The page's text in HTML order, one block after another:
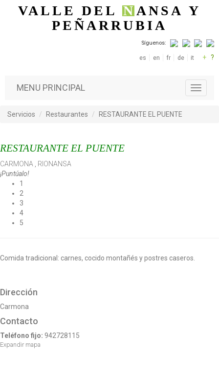
Pasar al contenido principal
VALLE DELNANSA Y
PEÑARRUBIA
Síguenos:
es en fr de it + ?
T
o
MENU PRINCIPAL
Servicios Restaurantes RESTAURANTE EL PUENTE
RESTAURANTE EL PUENTE
CARMONA
RIONANSA
¡Puntúalo!
1
2
3
4
5
Comida tradicional: carnes, cocido montañés y postres caseros.
Dirección
Carmona
Contacto
Teléfono fijo: 942728115
Expandir mapa